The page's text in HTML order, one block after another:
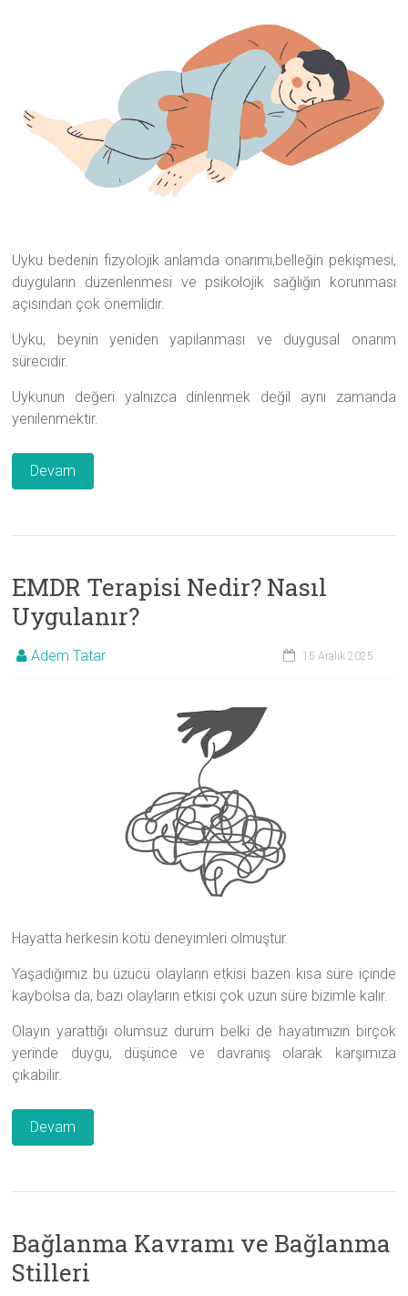
Uyku bedenin fizyolojik anlamda onarımı,belleğin pekişmesi,
duyguların düzenlenmesi ve psikolojik sağlığın korunması
açısından çok önemlidir.
Uyku, beynin yeniden yapılanması ve duygusal onarım
sürecidir.
Uykunun değeri yalnızca dinlenmek değil aynı zamanda
yenilenmektir.
Devam
EMDR Terapisi Nedir? Nasıl
Uygulanır?
Adem Tatar 15 Aralık 2025
Hayatta herkesin kötü deneyimleri olmuştur.
Yaşadığımız bu üzücü olayların etkisi bazen kısa süre içinde
kaybolsa da, bazı olayların etkisi çok uzun süre bizimle kalır.
Olayın yarattığı olumsuz durum belki de hayatımızın birçok
yerinde duygu, düşünce ve davranış olarak karşımıza
çıkabilir.
Devam
Bağlanma Kavramı ve Bağlanma
Stilleri